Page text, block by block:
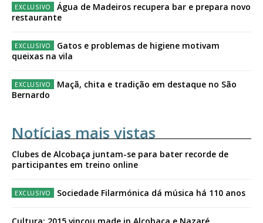
Água de Madeiros recupera bar e prepara novo
restaurante
Gatos e problemas de higiene motivam
queixas na vila
Maçã, chita e tradição em destaque no São
Bernardo
Notícias mais vistas
Clubes de Alcobaça juntam-se para bater recorde de
participantes em treino online
Sociedade Filarmónica dá música há 110 anos